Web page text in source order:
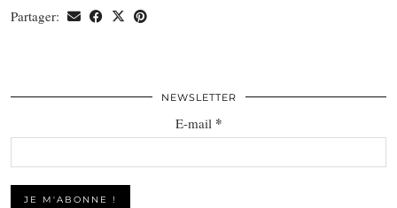
Partager:
NEWSLETTER
E-mail *